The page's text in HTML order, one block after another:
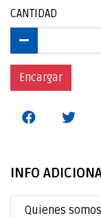
CANTIDAD
Encargar
INFO
Quienes somos